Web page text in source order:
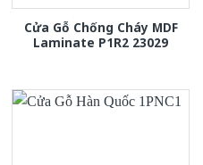
Cửa Gỗ Chống Cháy MDF
Laminate P1R2 23029